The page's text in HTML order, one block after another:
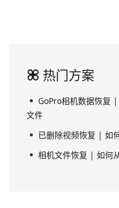
热门方案
GoPro相机数据恢复
文件
已删除视频恢复 | 如
相机文件恢复 | 如何